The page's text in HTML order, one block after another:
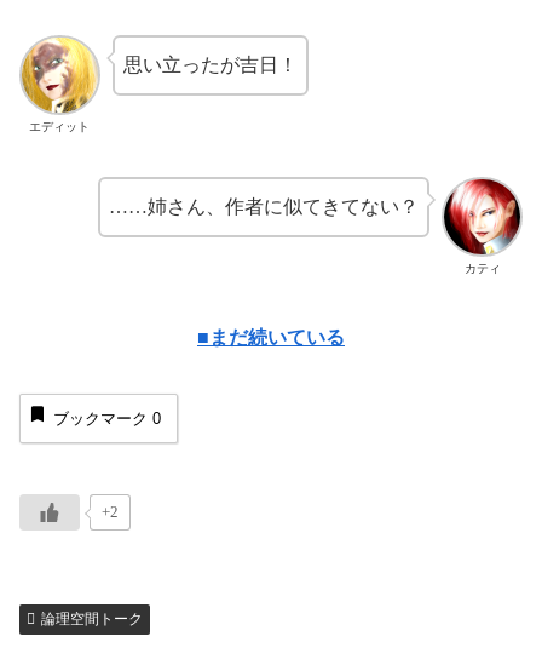
エディット
思い立ったが吉日！
カティ
……姉さん、作者に似てきてない？
■まだ続いている
ブックマーク 0
+2
論理空間トーク